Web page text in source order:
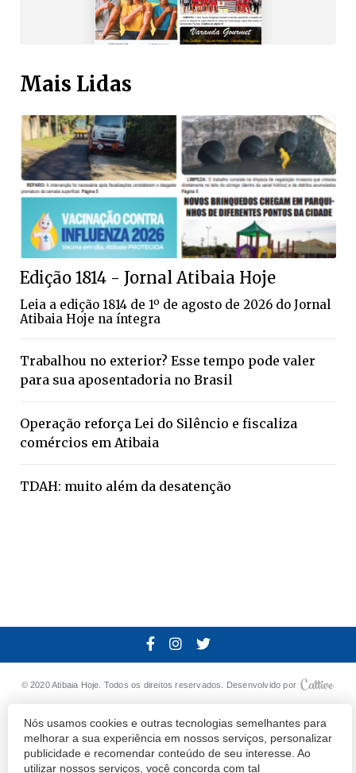
Nós usamos cookies e outras tecnologias semelhantes para
melhorar a sua experiência em nossos serviços, personalizar
publicidade e recomendar conteúdo de seu interesse. Ao
utilizar nossos serviços, você concorda com tal
Mais Lidas
Edição 1814 - Jornal Atibaia Hoje
Leia a edição 1814 de 1º de agosto de 2026 do Jornal
Atibaia Hoje na íntegra
Trabalhou no exterior? Esse tempo pode valer
para sua aposentadoria no Brasil
Operação reforça Lei do Silêncio e fiscaliza
comércios em Atibaia
TDAH: muito além da desatenção
© 2020 Atibaia Hoje. Todos os direitos reservados. Desenvolvido por